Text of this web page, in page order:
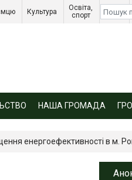
Культура
Освіта,
спорт
Діти
війни
НАША ГРОМАДА
енергоефективності в м.